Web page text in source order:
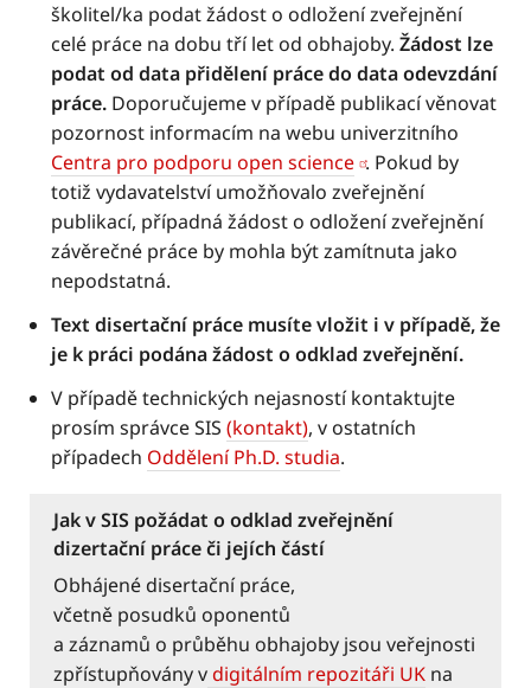
školitel/ka podat žádost o odložení zveřejnění
celé práce na dobu tří let od obhajoby. Žádost lze
podat od data přidělení práce do data odevzdání
práce. Doporučujeme v případě publikací věnovat
pozornost informacím na webu univerzitního
Centra pro podporu open science . Pokud by
totiž vydavatelství umožňovalo zveřejnění
publikací, případná žádost o odložení zveřejnění
závěrečné práce by mohla být zamítnuta jako
nepodstatná.
Text disertační práce musíte vložit i v případě, že
je k práci podána žádost o odklad zveřejnění.
V případě technických nejasností kontaktujte
prosím správce SIS (kontakt), v ostatních
případech Oddělení Ph.D. studia.
Jak v SIS požádat o odklad zveřejnění
dizertační práce či jejích částí
Obhájené disertační práce,
včetně posudků oponentů
a záznamů o průběhu obhajoby jsou veřejnosti
zpřístupňovány vdigitálním repozitáři UK na